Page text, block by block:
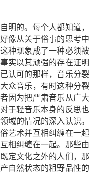
明的。每个人都知道，
像从关于俗事的思考中
种现象成了一种必须被
实以其顽强的存在证明
认可的那样，音乐分裂
众音乐，有时这种分裂
因为把严肃音乐从广大
于轻音乐本身的反思也
域的情况的深入认识。
艺术并互相纠缠在一起
相纠缠在一起。那些由
定文化之外的人们，那
自然状态的粗野品性的